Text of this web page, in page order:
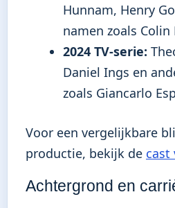
Hunnam, Henry
namen zoals
2024 TV-serie:
Daniel Ings en
zoals Giancarlo
Voor een vergelijkbare
productie, bekijk de cast
Achtergrond en